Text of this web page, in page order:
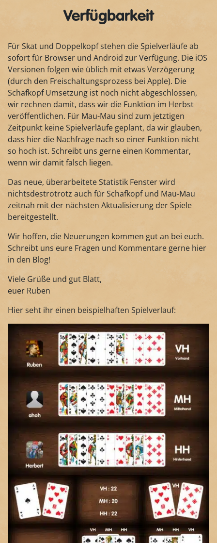
Verfügbarkeit
Für Skat und Doppelkopf stehen die Spielverläufe ab
sofort für Browser und Android zur Verfügung. Die iOS
Versionen folgen wie üblich mit etwas Verzögerung
(durch den Freischaltungsprozess bei Apple). Die
Schafkopf Umsetzung ist noch nicht abgeschlossen,
wir rechnen damit, dass wir die Funktion im Herbst
veröffentlichen. Für Mau-Mau sind zum jetztigen
Zeitpunkt keine Spielverläufe geplant, da wir glauben,
dass hier die Nachfrage nach so einer Funktion nicht
so hoch ist. Schreibt uns gerne einen Kommentar,
wenn wir damit falsch liegen.
Das neue, überarbeitete Statistik Fenster wird
nichtsdestrotrotz auch für Schafkopf und Mau-Mau
zeitnah mit der nächsten Aktualisierung der Spiele
bereitgestellt.
Wir hoffen, die Neuerungen kommen gut an bei euch.
Schreibt uns eure Fragen und Kommentare gerne hier
in den Blog!
Viele Grüße und gut Blatt,
euer Ruben
Hier seht ihr einen beispielhaften Spielverlauf: